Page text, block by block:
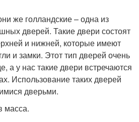
же голландские – одна из
дверей. Такие двери состоят
и нижней, которые имеют
и замки. Этот тип дверей очень
а у нас такие двери встречаются
Использование таких дверей
дверьми.
масса.